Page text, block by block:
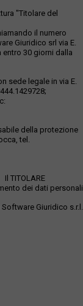
"Titolare del
il numero
Giuridico srl via E.
entro 30 giorni dalla
sede legale in via E.
della protezione
tel.
Il TITOLARE
dei dati personali
Giuridico s.r.l.